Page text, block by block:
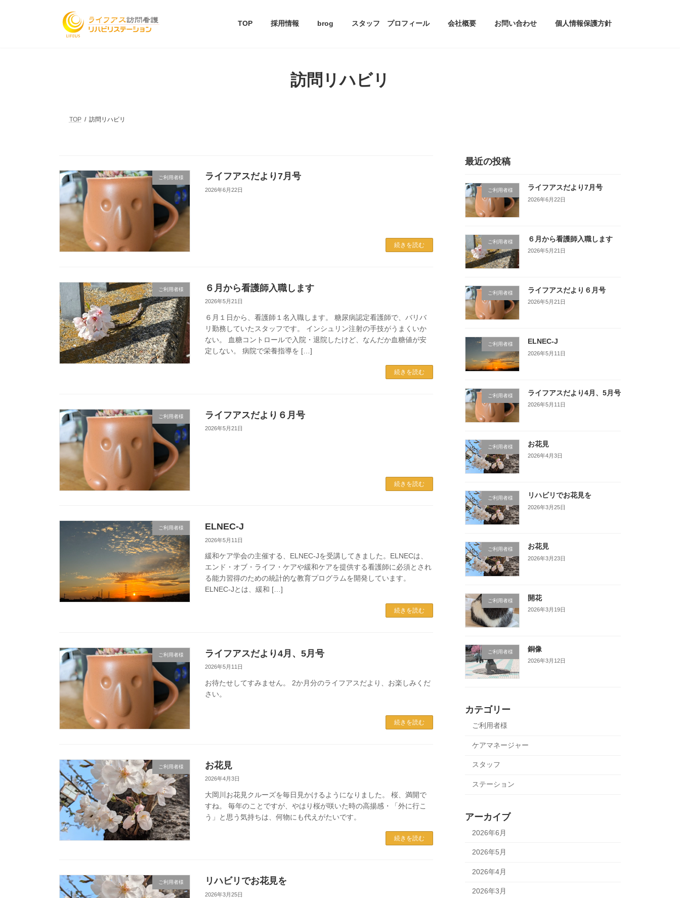
TOP 採用情報 brog スタッフ プロフィール 会社概要 お問い合わせ 個人情報保護方針
訪問リハビリ
TOP 訪問リハビリ
ご利用者様 ライフアスだより7月号
2026年6月22日
続きを読む
ご利用者様 ６月から看護師入職します
2026年5月21日
６月１日から、看護師１名入職します。 糖尿病認定看護師で、バリバ
リ勤務していたスタッフです。 インシュリン注射の手技がうまくいか
ない。 血糖コントロールで入院・退院したけど、なんだか血糖値が安
定しない。 病院で栄養指導を […]
続きを読む
ご利用者様 ライフアスだより６月号
2026年5月21日
続きを読む
ご利用者様 ELNEC-J
2026年5月11日
緩和ケア学会の主催する、ELNEC‐Jを受講してきました。ELNECは、
エンド・オブ・ライフ・ケアや緩和ケアを提供する看護師に必須とされ
る能力習得のための統計的な教育プログラムを開発しています。
ELNEC‐Jとは、緩和 […]
続きを読む
ご利用者様 ライフアスだより4月、5月号
2026年5月11日
お待たせしてすみません。 2か月分のライフアスだより、お楽しみくだ
さい。
続きを読む
ご利用者様 お花見
2026年4月3日
大岡川お花見クルーズを毎日見かけるようになりました。 桜、満開で
すね。 毎年のことですが、やはり桜が咲いた時の高揚感・「外に行こ
う」と思う気持ちは、何物にも代えがたいです。
続きを読む
ご利用者様 リハビリでお花見を
2026年3月25日
最近の投稿
ご利用者様 ライフアスだより7月号
2026年6月22日
ご利用者様 ６月から看護師入職します
2026年5月21日
ご利用者様 ライフアスだより６月号
2026年5月21日
ご利用者様 ELNEC-J
2026年5月11日
ご利用者様 ライフアスだより4月、5月号
2026年5月11日
ご利用者様 お花見
2026年4月3日
ご利用者様 リハビリでお花見を
2026年3月25日
ご利用者様 お花見
2026年3月23日
ご利用者様 開花
2026年3月19日
ご利用者様 銅像
2026年3月12日
カテゴリー
ご利用者様
ケアマネージャー
スタッフ
ステーション
アーカイブ
2026年6月
2026年5月
2026年4月
2026年3月